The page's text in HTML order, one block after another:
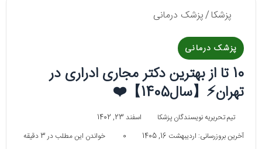
پزشکا/پزشک درمانی
پزشک درمانی
10 تا از بهترین دکتر مجاری ادراری در
تهران⚡️【سال1405】❤️
تیم تحریریه نویسندگان پزشکا
اسفند 23, 1402
آخرین بروزرسانی: اردیبهشت 16, 1405
0 خواندن این مطلب در 3 دقیقه